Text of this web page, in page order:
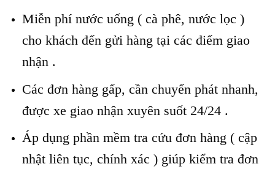
Miễn phí nước uống ( cà phê, nước lọc )
cho khách đến gửi hàng tại các điểm giao
nhận .
Các đơn hàng gấp, cần chuyển phát nhanh,
được xe giao nhận xuyên suốt 24/24 .
Áp dụng phần mềm tra cứu đơn hàng ( cập
nhật liên tục, chính xác ) giúp kiểm tra đơn